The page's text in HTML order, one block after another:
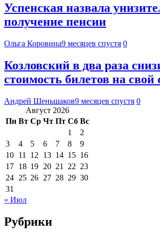
Успенская назвала
получение пенсии
Ольга Коровина9 месяцев спустя 0
Козловский в два раза
стоимость билетов на свой
Андрей Шеньшаков9 месяцев спустя 0
Август 2026
Пн Вт Ср Чт Пт Сб Вс
1
2
3
4 5 6 7 8
9
10 11 12 13 14 15 16
17 18 19 20 21 22 23
24 25 26 27 28 29 30
31
« Июл
Рубрики